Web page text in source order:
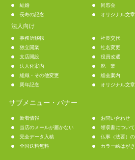
結婚
同窓会
長寿の記念
オリジナル文章
法人向け
事務所移転
社長交代
独立開業
社名変更
支店開設
役員改選
法人化案内
廃 業
組織・その他変更
総会案内
周年記念
オリジナル文章
サブメニュー・バナー
新着情報
お問い合わせ
当店のメールが届かない
領収書について
完全データ入稿
仏事（法要）
全国送料無料
カラー絵はがき